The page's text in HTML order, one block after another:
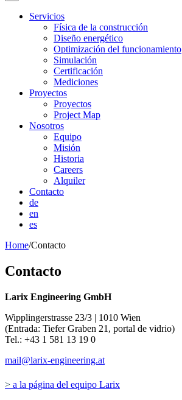
Servicios
Física de la construcción
Diseño energético
Optimización del funcionamiento
Simulación
Certificación
Mediciones
Proyectos
Proyectos
Project Map
Nosotros
Equipo
Misión
Historia
Careers
Alquiler
Contacto
de
en
es
Home/Contacto
Contacto
Larix Engineering GmbH
Wipplingerstrasse 23/3 | 1010 Wien
(Entrada: Tiefer Graben 21, portal de vidrio)
Tel.: +43 1 581 13 19 0
mail@larix-engineering.at
> a la página del equipo Larix